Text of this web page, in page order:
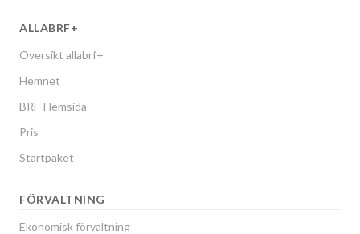
ALLABRF+
Översikt allabrf+
Hemnet
BRF-Hemsida
Pris
Startpaket
FÖRVALTNING
Ekonomisk förvaltning